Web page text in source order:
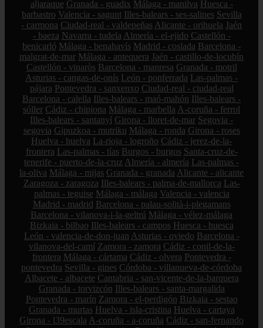
aljaraque Granada - guadix Málaga - manilva Huesca -
barbastro Valencia - sagunt Illes-balears - ses-salines Sevilla
- carmona Ciudad-real - valdepeñas Alicante - orihuela Jaén
- baeza Navarra - tudela Almería - el-ejido Castellón -
benicarló Málaga - benahavís Madrid - coslada Barcelona -
malgrat-de-mar Málaga - antequera Jaén - castillo-de-locubín
Castellón - vinaròs Barcelona - manresa Granada - motril
Asturias - cangas-de-onís León - ponferrada Las-palmas -
pájara Pontevedra - sanxenxo Ciudad-real - ciudad-real
Barcelona - calella Illes-balears - maó-mahón Illes-balears -
sóller Cádiz - chipiona Málaga - marbella A-coruña - ferrol
Illes-balears - santanyí Girona - lloret-de-mar Segovia -
segovia Gipuzkoa - mutriku Málaga - ronda Girona - roses
Huelva - huelva La-rioja - logroño Cádiz - jerez-de-la-
frontera Las-palmas - tías Burgos - burgos Santa-cruz-de-
tenerife - puerto-de-la-cruz Almería - almería Las-palmas -
la-oliva Málaga - mijas Granada - granada Alicante - alicante
Zaragoza - zaragoza Illes-balears - palma-de-mallorca Las-
palmas - teguise Málaga - málaga Valencia - valencia
Madrid - madrid Barcelona - palau-solità-i-plegamans
Barcelona - vilanova-i-la-geltrú Málaga - vélez-málaga
Bizkaia - bilbao Illes-balears - campos Huesca - huesca
León - valencia-de-don-juan Asturias - oviedo Barcelona -
vilanova-del-camí Zamora - zamora Cádiz - conil-de-la-
frontera Málaga - cártama Cádiz - olvera Pontevedra -
pontevedra Sevilla - gines Córdoba - villanueva-de-córdoba
Albacete - albacete Cantabria - san-vicente-de-la-barquera
Granada - torvizcón Illes-balears - santa-margalida
Pontevedra - marín Zamora - el-perdigón Bizkaia - sestao
Granada - murtas Huelva - isla-cristina Huelva - cartaya
Girona - l39escala A-coruña - a-coruña Cádiz - san-fernando